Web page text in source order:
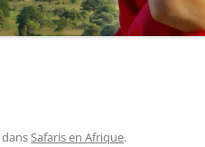
dansSafaris en Afrique.